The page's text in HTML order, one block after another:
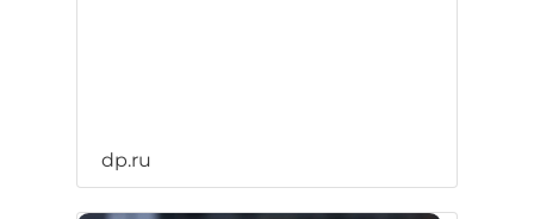
dp.ru